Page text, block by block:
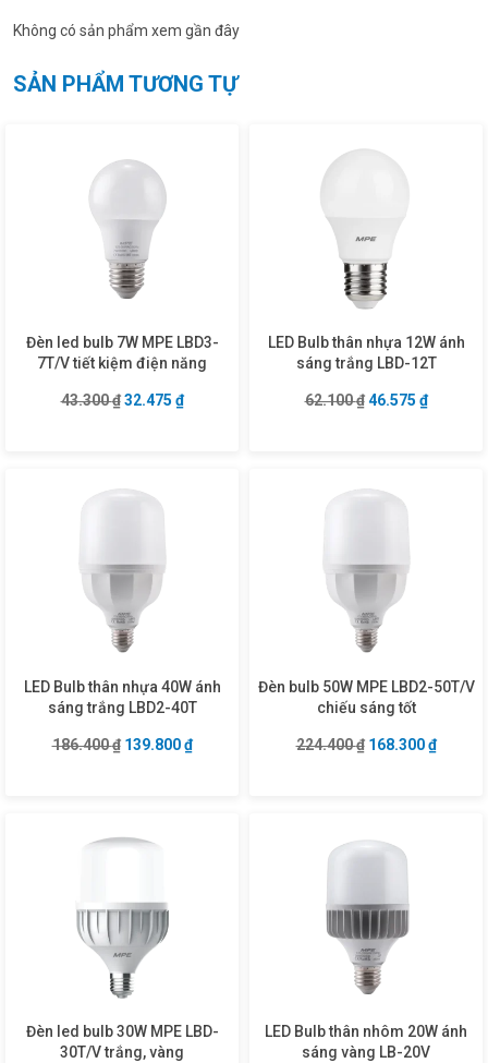
Không có sản phẩm xem gần đây
SẢN PHẨM TƯƠNG TỰ
Đèn led bulb 7W MPE LBD3-
7T/V tiết kiệm điện năng
43.300₫ Giá gốc là: 43.300 ₫.
32.475 ₫Giá hiện tại là: 32.475 ₫.
LED Bulb thân nhựa 12W ánh
sáng trắng LBD-12T
62.100₫ Giá gốc là:
46.575 ₫Giá hiện
LED Bulb thân nhựa 40W ánh
sáng trắng LBD2-40T
186.400₫ Giá gốc là: 186.400 ₫.
139.800₫Giá hiện tại là: 139.800 ₫.
Đèn bulb 50W MPE LBD2-50T/V
chiếu sáng tốt
224.400₫ Giá gốc là:
168.300₫Giá
Đèn led bulb 30W MPE LBD-
30T/V trắng, vàng
LED Bulb thân nhôm 20W ánh
sáng vàng LB-20V